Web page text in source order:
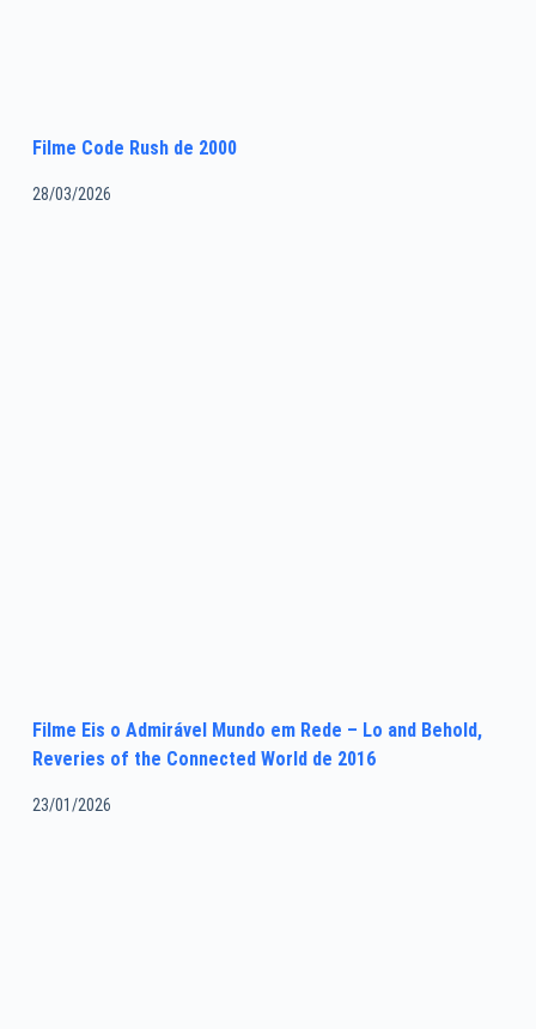
Filme Code Rush de 2000
28/03/2026
Filme Eis o Admirável Mundo em Rede – Lo and Behold,
Reveries of the Connected World de 2016
23/01/2026